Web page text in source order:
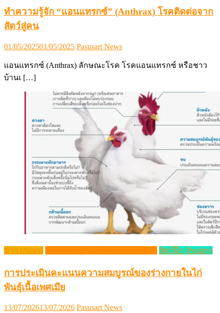
ทำความรู้จัก “แอนแทรกซ์” (Anthrax) โรคติดต่อจาก
สัตว์สู่คน
Posted
01/05/202501/05/2025 Author
Pasusart News
แอนแทรกซ์ (Anthrax) ลักษณะโรค โรคแอนแทรกซ์ หรือชาว
บ้านเ […]
ข่าว (News) สัตว์ปีก (Poultry)
การประเมินคะแนนความสมบูรณ์ของร่างกายในไก่
พันธุ์เนื้อเพศเมีย
Posted
13/07/202613/07/2026 Author
Pasusart News